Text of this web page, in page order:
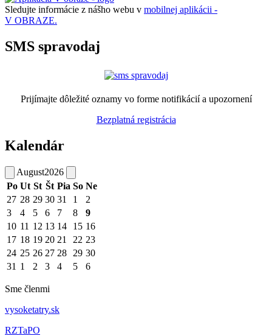
Sledujte informácie z nášho webu v mobilnej aplikácii -
V OBRAZE.
SMS spravodaj
Prijímajte dôležité oznamy vo forme notifikácií a upozornení
Bezplatná registrácia
Kalendár
August2026
Po Ut St Št Pia So Ne
27 28 29 30 31 1
2
3
4 5 6 7 8
9
10 11 12 13 14 15 16
17 18 19 20 21 22 23
24 25 26 27 28 29 30
31 1 2 3 4 5 6
Sme členmi
vysoketatry.sk
RZTaPO